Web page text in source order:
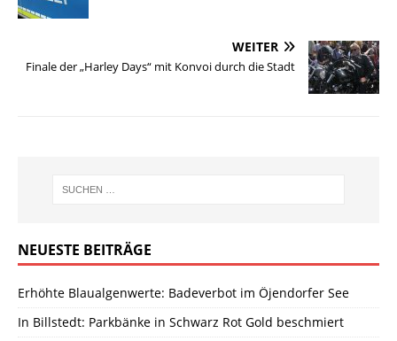
WEITER
Finale der „Harley Days“ mit Konvoi durch die Stadt
NEUESTE BEITRÄGE
Erhöhte Blaualgenwerte: Badeverbot im Öjendorfer See
In Billstedt: Parkbänke in Schwarz Rot Gold beschmiert